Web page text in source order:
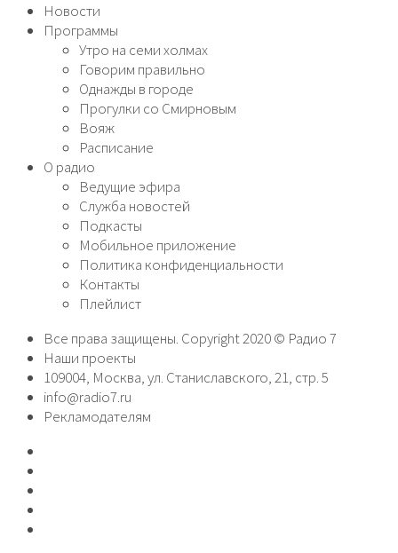
Новости
Программы
Утро на семи холмах
Говорим правильно
Однажды в городе
Прогулки со Смирновым
Вояж
Расписание
О радио
Ведущие эфира
Служба новостей
Подкасты
Мобильное приложение
Политика конфиденциальности
Контакты
Плейлист
Все права защищены. Copyright 2020 © Радио 7
Наши проекты
109004, Москва, ул. Станиславского, 21, стр. 5
info@radio7.ru
Рекламодателям